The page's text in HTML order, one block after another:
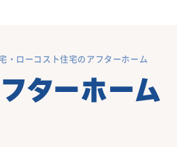
・ローコスト住宅のアフターホーム